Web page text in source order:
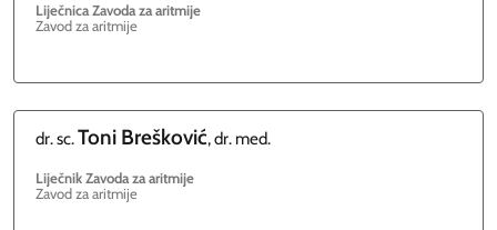
Liječnica Zavoda za aritmije
Zavod za aritmije
dr. sc.Toni Brešković, dr. med.
Liječnik Zavoda za aritmije
Zavod za aritmije